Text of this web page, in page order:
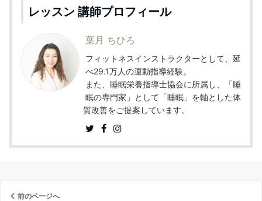
レッスン 講師プロフィール
葉月 ちひろ
フィットネスインストラクターとして、延
べ29.1万人の運動指導経験。
また、睡眠栄養指導士協会に所属し、「睡
眠の専門家」として「睡眠」を軸とした体
質改善をご提案しています。
前のページへ